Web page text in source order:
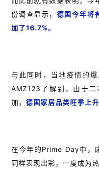
份调查显示， 德国今年将
加了16.7%。
与此同时，当地疫情的
AMZ123了解到，由于
加， 德国家居品类旺季上
在今年的Prime Day中，
同样表现出彩，一度成为热